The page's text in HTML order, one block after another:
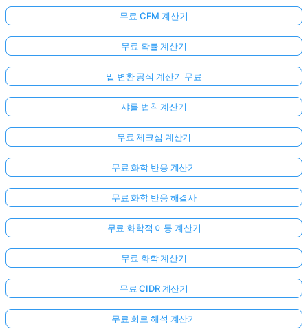
무료 CFM 계산기
무료 확률 계산기
밑 변환 공식 계산기 무료
샤를 법칙 계산기
무료 체크섬 계산기
무료 화학 반응 계산기
무료 화학 반응 해결사
무료 화학적 이동 계산기
무료 화학 계산기
무료 CIDR 계산기
무료 회로 해석 계산기